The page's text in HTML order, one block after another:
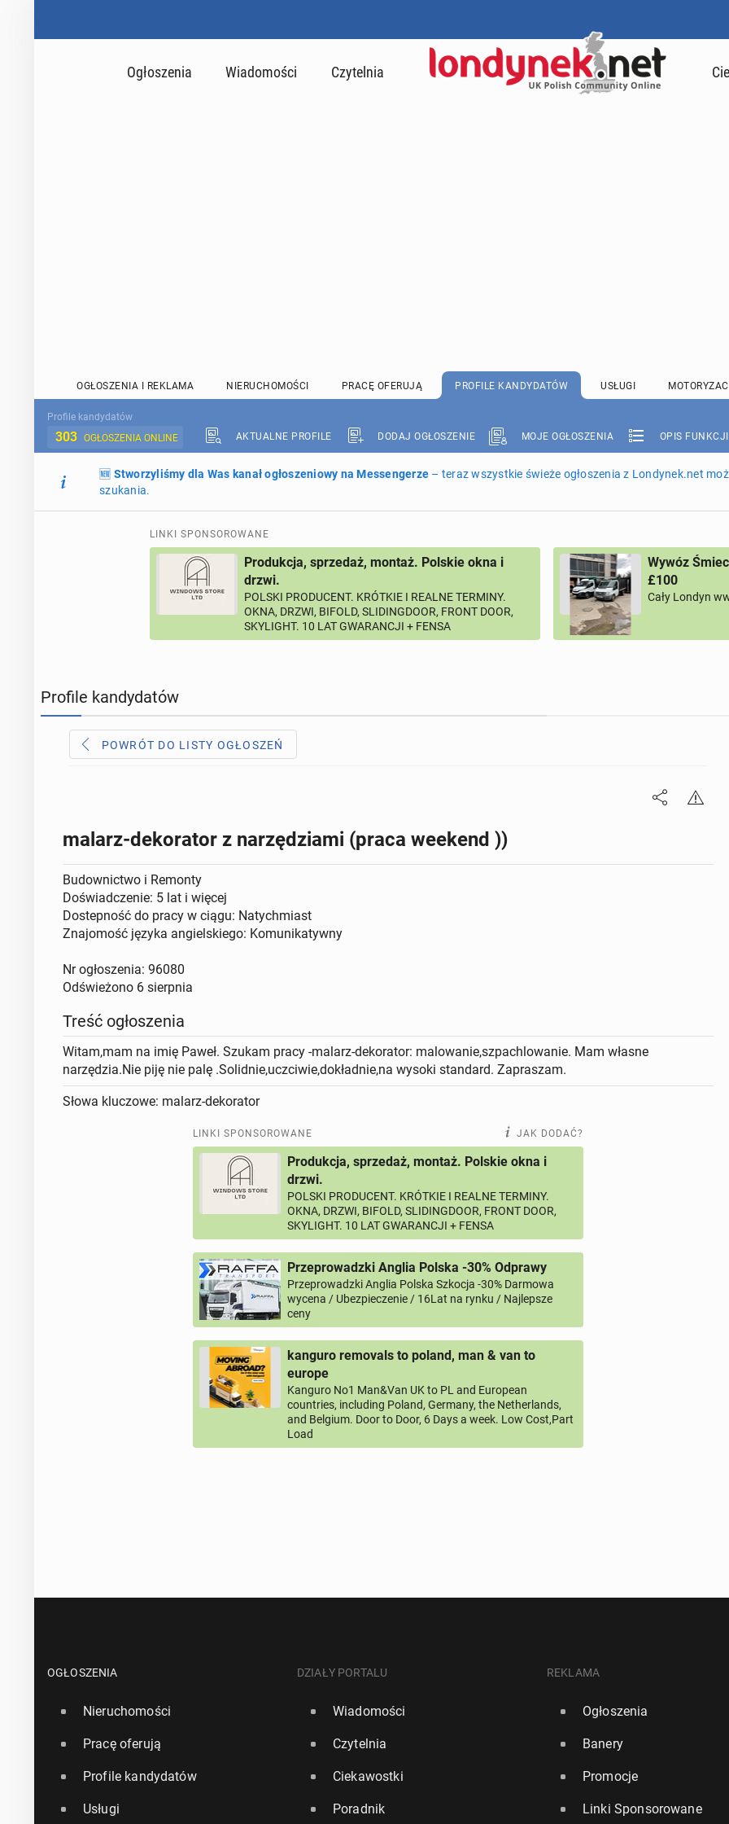
Ogłoszenia Wiadomości Czytelnia
OGŁOSZENIA I REKLAMA NIERUCHOMOŚCI PRACĘ OFERUJĄ PROFILE KANDYDATÓW USŁUGI
Profile kandydatów
303 OGŁOSZENIA ONLINE AKTUALNE PROFILE DODAJ OGŁOSZENIE MOJE OGŁOSZENIA OPIS FUNKCJI
🆕 Stworzyliśmy dla Was kanał ogłoszeniowy na Messengerze – teraz wszystkie świeże ogłoszenia z Londynek.net
szukania.
LINKI SPONSOROWANE
Produkcja, sprzedaż, montaż. Polskie okna i
drzwi.
POLSKI PRODUCENT. KRÓTKIE I REALNE TERMINY.
OKNA, DRZWI, BIFOLD, SLIDINGDOOR, FRONT DOOR,
SKYLIGHT. 10 LAT GWARANCJI + FENSA
Wywóz
£100
Cały Londyn
Profile kandydatów
POWRÓT DO LISTY OGŁOSZEŃ
malarz-dekorator z narzędziami (praca weekend ))
Budownictwo i Remonty
Doświadczenie: 5 lat i więcej
Dostepność do pracy w ciągu: Natychmiast
Znajomość języka angielskiego: Komunikatywny
Nr ogłoszenia: 96080
Odświeżono6 sierpnia
Treść ogłoszenia
Witam,mam na imię Paweł. Szukam pracy -malarz-dekorator: malowanie,szpachlowanie. Mam własne
narzędzia.Nie piję nie palę .Solidnie,uczciwie,dokładnie,na wysoki standard. Zapraszam.
Słowa kluczowe: malarz-dekorator
LINKI SPONSOROWANE JAK DODAĆ?
Produkcja, sprzedaż, montaż. Polskie okna i
drzwi.
POLSKI PRODUCENT. KRÓTKIE I REALNE TERMINY.
OKNA, DRZWI, BIFOLD, SLIDINGDOOR, FRONT DOOR,
SKYLIGHT. 10 LAT GWARANCJI + FENSA
Przeprowadzki Anglia Polska -30% Odprawy
Przeprowadzki Anglia Polska Szkocja -30% Darmowa
wycena / Ubezpieczenie / 16Lat na rynku / Najlepsze
ceny
kanguro removals to poland, man & van to
europe
Kanguro No1 Man&Van UK to PL and European
countries, including Poland, Germany, the Netherlands,
and Belgium. Door to Door, 6 Days a week. Low Cost,Part
Load
OGŁOSZENIA
Nieruchomości
Pracę oferują
Profile kandydatów
Usługi
DZIAŁY PORTALU
Wiadomości
Czytelnia
Ciekawostki
Poradnik
REKLAMA
Ogłoszenia
Banery
Promocje
Linki Sponsorowane